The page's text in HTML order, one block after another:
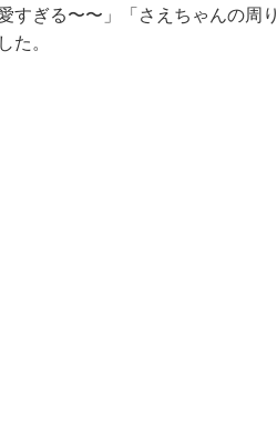
ぎる〜〜」「さえちゃんの周
た。